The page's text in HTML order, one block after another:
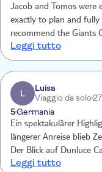
Jacob and Tomos were
exactly to plan and fully met
recommend the Giants
Leggi tutto
L
Luisa
Viaggio da solo
5Germania
Ein spektakulärer
längerer Anreise blieb
Der Blick auf Dunluce
Naturwunder Giants
Leggi tutto